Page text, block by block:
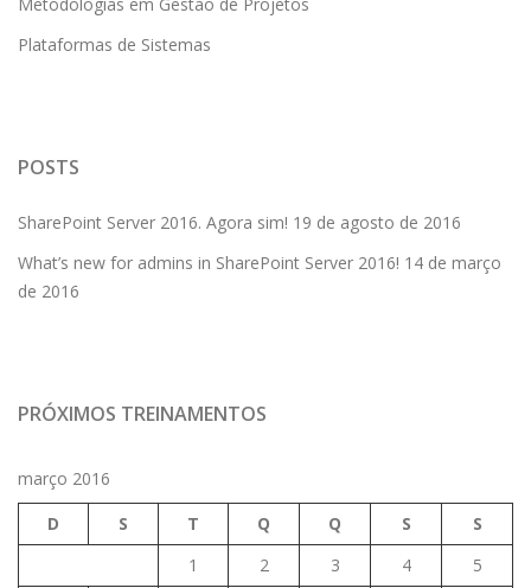
Plataformas de Sistemas
POSTS
SharePoint Server 2016. Agora sim! 19 de agosto de 2016
What’s new for admins in SharePoint Server 2016! 14 de março
de 2016
PRÓXIMOS TREINAMENTOS
março 2016
D
S T Q Q S
S
1
2 3 4
5